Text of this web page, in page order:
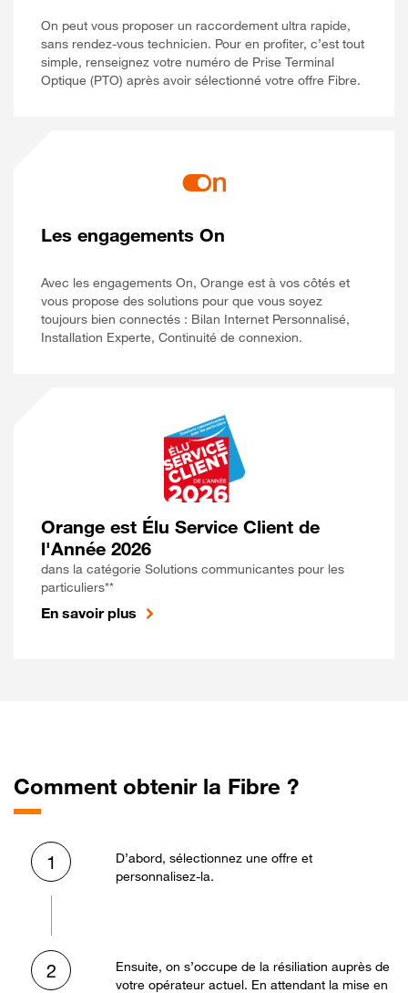
On peut vous proposer un raccordement ultra rapide,
sans rendez-vous technicien. Pour en profiter, c’est tout
simple, renseignez votre numéro de Prise Terminal
Optique (PTO) après avoir sélectionné votre offre Fibre.
Les engagements On
Avec les engagements On, Orange est à vos côtés et
vous propose des solutions pour que vous soyez
toujours bien connectés : Bilan Internet Personnalisé,
Installation Experte, Continuité de connexion.
Orange est Élu Service Client de
l'Année 2026
dans la catégorie Solutions communicantes pour les
particuliers**
En savoir plus
Comment obtenir la Fibre ?
1
D’abord, sélectionnez une offre et
personnalisez-la.
2
Ensuite, on s’occupe de la résiliation auprès de
votre opérateur actuel. En attendant la mise en